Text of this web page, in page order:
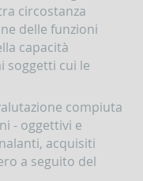
circostanza
delle funzioni
capacità
soggetti cui le
compiuta
- oggettivi e
acquisiti
a seguito del